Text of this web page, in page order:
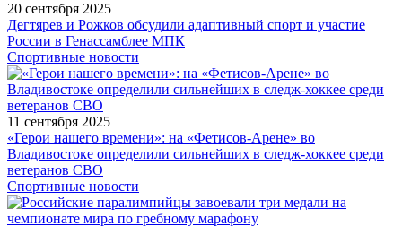
20 сентября 2025
Дегтярев и Рожков обсудили адаптивный спорт и участие
России в Генассамблее МПК
Спортивные новости
11 сентября 2025
«Герои нашего времени»: на «Фетисов-Арене» во
Владивостоке определили сильнейших в следж-хоккее среди
ветеранов СВО
Спортивные новости